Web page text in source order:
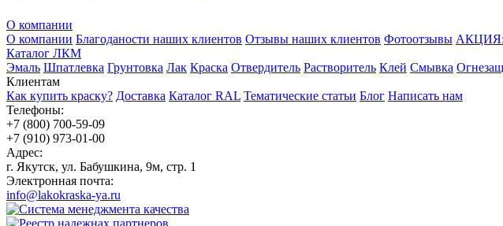
О компании
О компании Благоданости наших клиентов Отзывы наших клиентов Фотоотзывы АКЦИЯ:
Каталог ЛКМ
Эмаль Шпатлевка Грунтовка Лак Краска Отвердитель Растворитель Клей Смывка
Клиентам
Как купить краску? Доставка Каталог RAL Тематические статьи Блог Написать нам
Телефоны:
+7 (800) 700-59-09
+7 (910) 973-01-00
Адрес:
г. Якутск, ул. Бабушкина, 9м, стр. 1
Электронная почта:
info@lakokraska-ya.ru